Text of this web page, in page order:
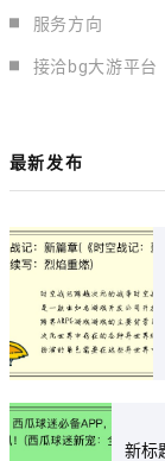
服务方向
接洽bg大游平台
最新发布
新标